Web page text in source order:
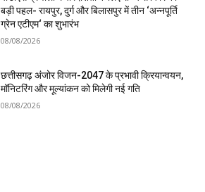
बड़ी पहल- रायपुर, दुर्ग और बिलासपुर में तीन ‘अन्नपूर्ति
ग्रेन एटीएम‘ का शुभारंभ
08/08/2026
छत्तीसगढ़ अंजोर विजन-2047 के प्रभावी क्रियान्वयन,
मॉनिटरिंग और मूल्यांकन को मिलेगी नई गति
08/08/2026